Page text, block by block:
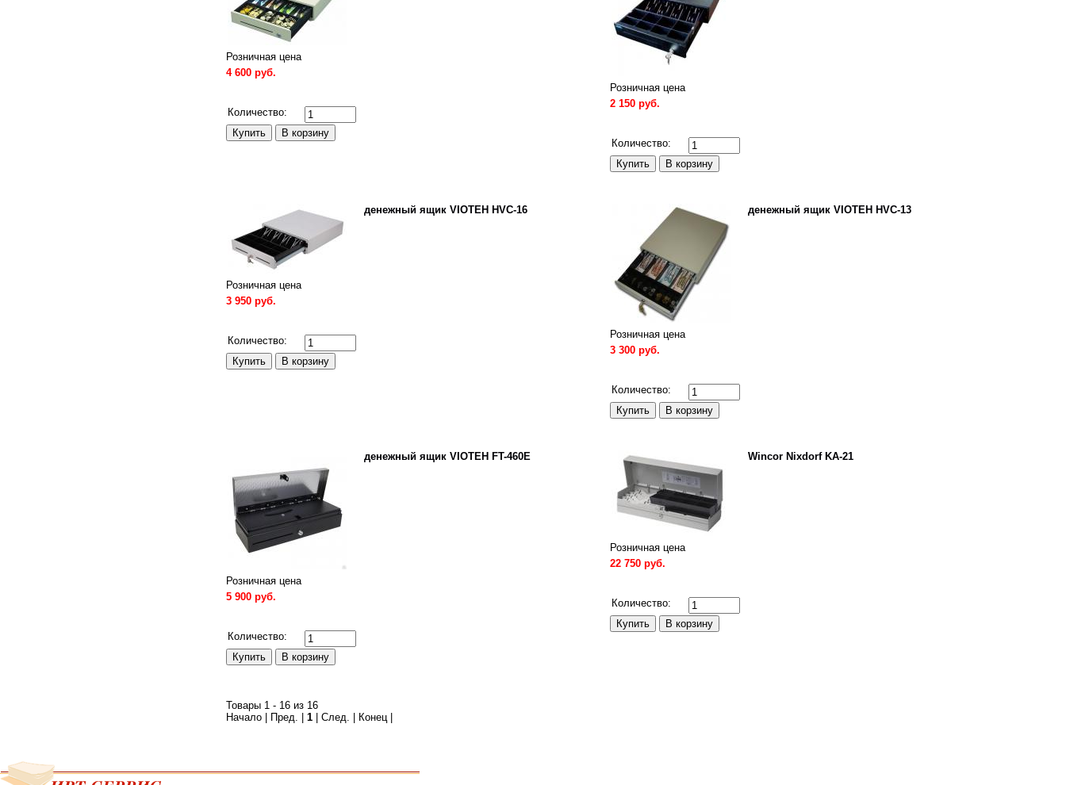
Розничная цена
4 600 руб.
Количество:
Розничная цена
2 150 руб.
Количество:
денежный ящик VIOTEH HVC-16
Розничная цена
3 950 руб.
Количество:
денежный ящик VIOTEH HVC-13
Розничная цена
3 300 руб.
Количество:
денежный ящик VIOTEH FT-460Е
Розничная цена
5 900 руб.
Количество:
Wincor Nixdorf KA-21
Розничная цена
22 750 руб.
Количество:
Товары 1 - 16 из 16
Начало | Пред. | 1 | След. | Конец |